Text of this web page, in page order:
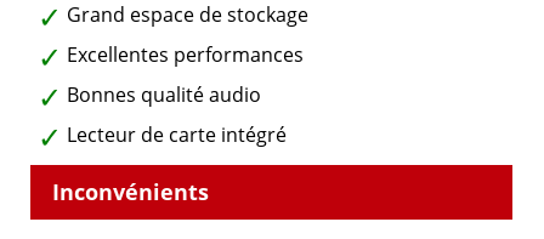
Grand espace de stockage
Excellentes performances
Bonnes qualité audio
Lecteur de carte intégré